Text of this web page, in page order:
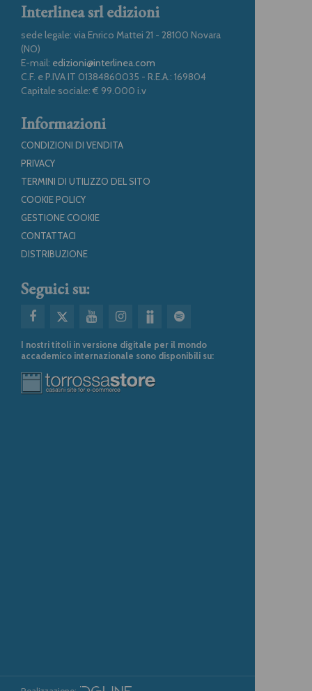
Interlinea srl edizioni
sede legale: via Enrico Mattei 21 - 28100 Novara
(NO)
E-mail: edizioni@interlinea.com
C.F. e P.IVA IT 01384860035 - R.E.A.: 169804
Capitale sociale: € 99.000 i.v
Informazioni
CONDIZIONI DI VENDITA
PRIVACY
TERMINI DI UTILIZZO DEL SITO
COOKIE POLICY
GESTIONE COOKIE
CONTATTACI
DISTRIBUZIONE
Seguici su:
I nostri titoli in versione digitale per il mondo
accademico internazionale sono disponibili su: